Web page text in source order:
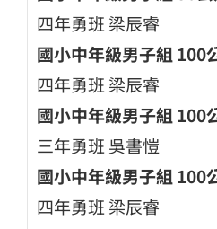
四年勇班 梁辰睿
國小中年級男子組 100
四年勇班 梁辰睿
國小中年級男子組 100
三年勇班 吳書愷
國小中年級男子組 100
四年勇班 梁辰睿